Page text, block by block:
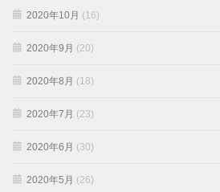
2020年10月 (16)
2020年9月 (20)
2020年8月 (18)
2020年7月 (23)
2020年6月 (30)
2020年5月 (26)